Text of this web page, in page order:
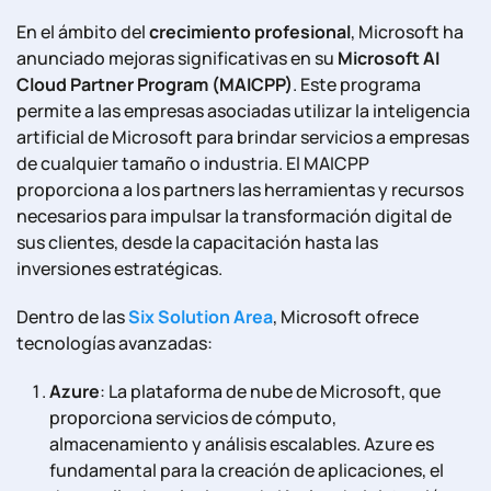
En el ámbito delcrecimiento profesional, Microsoft ha
anunciado mejoras significativas en su Microsoft AI
Cloud Partner Program (MAICPP). Este programa
permite a las empresas asociadas utilizar la inteligencia
artificial de Microsoft para brindar servicios a empresas
de cualquier tamaño o industria. El MAICPP
proporciona a los partners las herramientas y recursos
necesarios para impulsar la transformación digital de
sus clientes, desde la capacitación hasta las
inversiones estratégicas.
Dentro de lasSix Solution Area, Microsoft ofrece
tecnologías avanzadas:
Azure: La plataforma de nube de Microsoft, que
proporciona servicios de cómputo,
almacenamiento y análisis escalables. Azure es
fundamental para la creación de aplicaciones, el